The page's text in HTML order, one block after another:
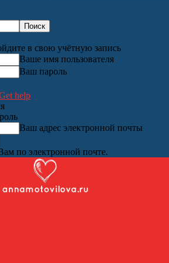
в свою учётную запись
Ваше имя пользователя
Ваш пароль
help
Ваш адрес электронной почты
по электронной почте.